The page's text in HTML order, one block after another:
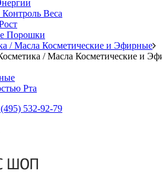
Веса
Порошки
/ Масла Косметические и Эфирные
/ Масла Косметические и
Рта
532-92-79